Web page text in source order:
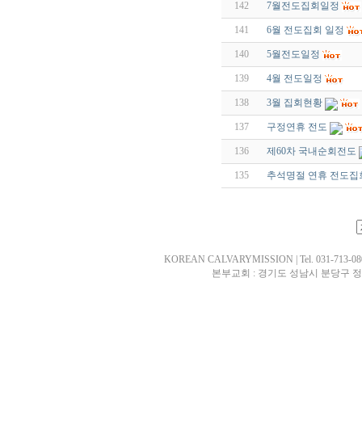
142 7월전도집회일정
141 6월 전도집회 일정
140 5월전도일정
139 4월 전도일정
138 3월 집회현황
137 구정연휴 전도
136 제60차 국내순회전도
135 추석명절 연휴 전도집
KOREAN CALVARYMISSION | Tel. 031-713-
본부교회 : 경기도 성남시 분당구